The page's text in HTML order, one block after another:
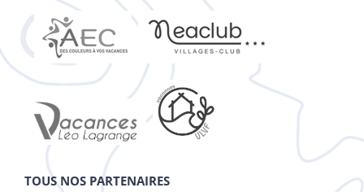
TOUS NOS PARTENAIRES